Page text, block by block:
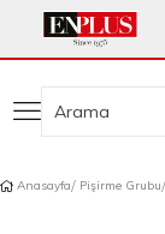
Anasayfa Pişirme Grubu